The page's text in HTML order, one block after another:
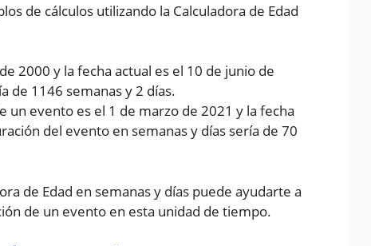
de cálculos utilizando la Calculadora de Edad
2000 y la fecha actual es el 10 de junio de
de 1146 semanas y 2 días.
un evento es el 1 de marzo de 2021 y la fecha
del evento en semanas y días sería de 70
de Edad en semanas y días puede ayudarte a
de un evento en esta unidad de tiempo.